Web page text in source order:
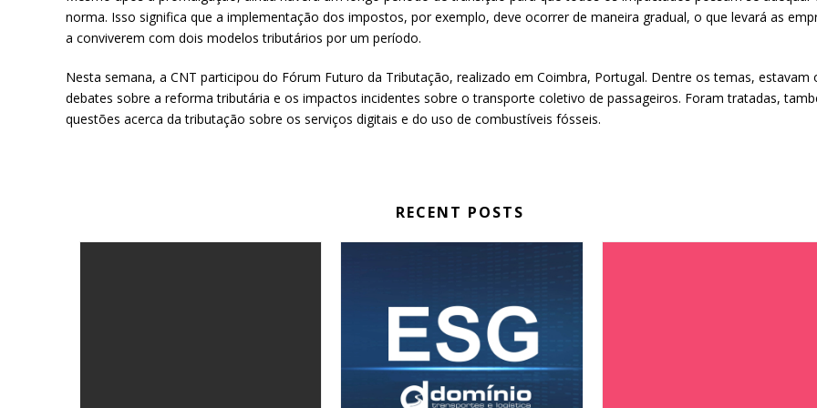
norma. Isso significa que a implementação dos impostos, por exemplo, deve ocorrer de maneira gradual, o que levará as
a conviverem com dois modelos tributários por um período.
Nesta semana, a CNT participou do Fórum Futuro da Tributação, realizado em Coimbra, Portugal. Dentre os temas, estavam
debates sobre a reforma tributária e os impactos incidentes sobre o transporte coletivo de passageiros. Foram tratadas,
questões acerca da tributação sobre os serviços digitais e do uso de combustíveis fósseis.
RECENT POSTS